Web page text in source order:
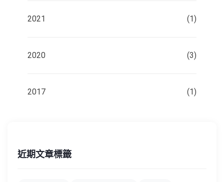
2021 (1)
2020 (3)
2017 (1)
近期文章標籤